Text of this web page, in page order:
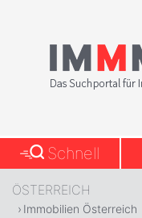
Schnell
ÖSTERREICH
Immobilien Österreich